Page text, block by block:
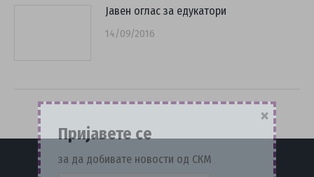
Јавен оглас за едукатори
14/09/2016
Пријавете се
за да добивате новости од СКМ
×